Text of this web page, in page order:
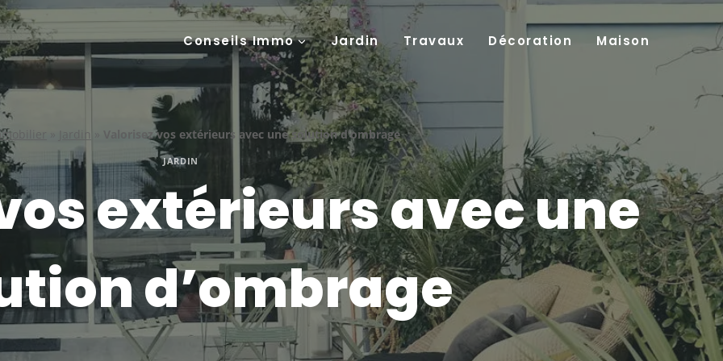
Conseils Immo Jardin Travaux Décoration Maison
Jardin Valorisez vos extérieurs avec une solution d’ombrage
JARDIN
extérieurs avec une
d’ombrage